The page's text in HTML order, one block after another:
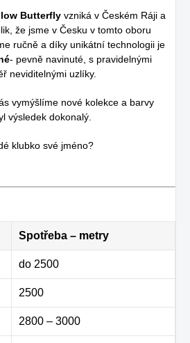
Butterfly vzniká v Českém Ráji a
že jsme v Česku v tomto oboru
ručně a díky unikátní technologii je
- pevně navinuté, s pravidelnými
neviditelnými uzlíky.
vymýšlíme nové kolekce a barvy
výsledek dokonalý.
klubko své jméno?
Spotřeba – metry
do 2500
2500
2800 – 3000